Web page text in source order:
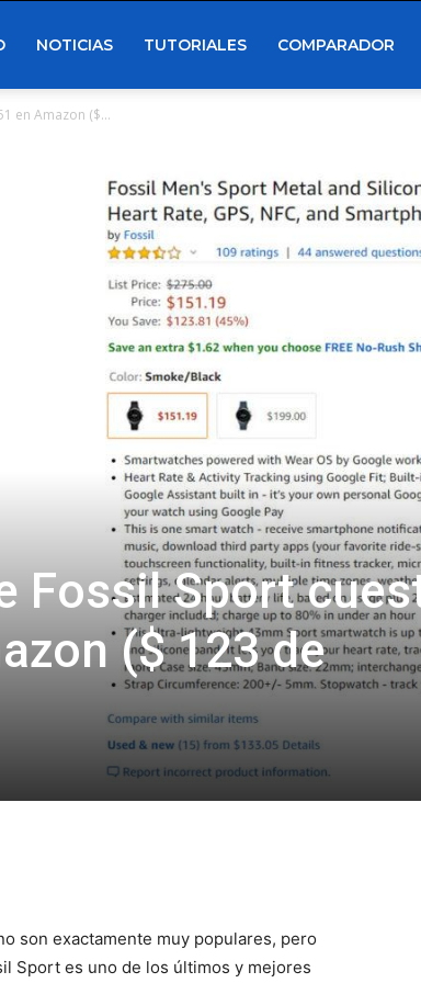
NOTICIAS TUTORIALES COMPARADOR
en Amazon ($...
Fossil Sport
($ 123 de
son exactamente muy populares, pero
Sport es uno de los últimos y mejores